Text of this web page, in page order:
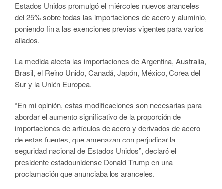
Estados Unidos promulgó el miércoles nuevos aranceles
del 25% sobre todas las importaciones de acero y aluminio,
poniendo fin a las exenciones previas vigentes para varios
aliados.
La medida afecta las importaciones de Argentina, Australia,
Brasil, el Reino Unido, Canadá, Japón, México, Corea del
Sur y la Unión Europea.
“En mi opinión, estas modificaciones son necesarias para
abordar el aumento significativo de la proporción de
importaciones de artículos de acero y derivados de acero
de estas fuentes, que amenazan con perjudicar la
seguridad nacional de Estados Unidos”, declaró el
presidente estadounidense Donald Trump en una
proclamación que anunciaba los aranceles.